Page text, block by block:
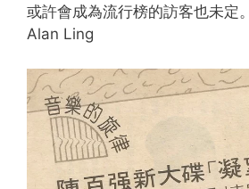
或許會成為流行榜的訪客也未定。
Alan Ling